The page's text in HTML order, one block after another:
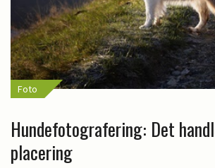
Foto
Hundefotografering: Det
placering